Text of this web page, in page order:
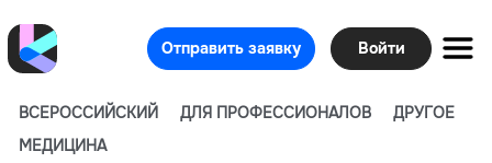
Отправить заявку Войти
ВСЕРОССИЙСКИЙ ДЛЯ ПРОФЕССИОНАЛОВ
ДРУГОЕ
МЕДИЦИНА